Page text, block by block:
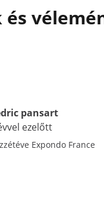
és
pansart
ezelőtt
Expondo France